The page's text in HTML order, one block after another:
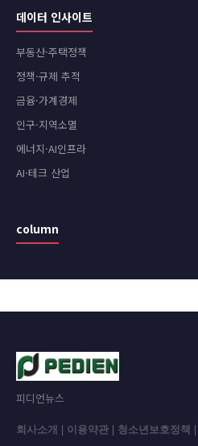
데이터 인사이트
부동산·주택정책
정책·규제 추적
금융·가계경제
인구·지역소멸
에너지·AI인프라
AI·테크 산업
column
피디언뉴스
회사소개 이용약관 청소년보호정책